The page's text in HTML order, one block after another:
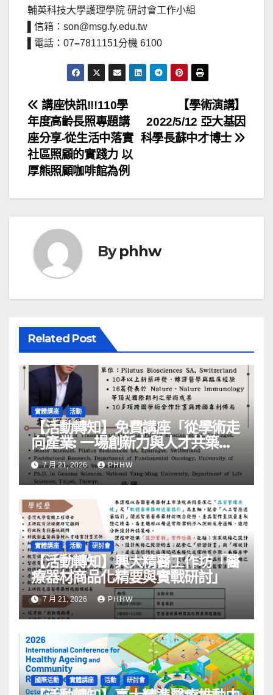
輔英科技大學護理學院 研討會工作小組
▌信箱：son@msg.fy.edu.tw
▌電話：07–7811151分機 6100
文
章
導
覽
【學術演講】
2022/5/12 亞大基因
科學長蘇中才博士
講座快訊!!!110學
年度高齡長照專題講
座分享-從生活中落實
社區照顧的實踐力 以
厚熊照顧咖啡館為例
Byphhw
Related Post
實體講座 活動
【活動轉知】免費講座「從學術走
向產業: ⼀場創新力與⼈才共築的
旅程」
7 月 21, 2026 PHHW
實體講座 活動 研討會
【活動轉知】興大精醫工作坊「醫
療器材商品化精要與實戰研討」
7 月 21, 2026 PHHW
國際活動 實體講座 活動 研討會